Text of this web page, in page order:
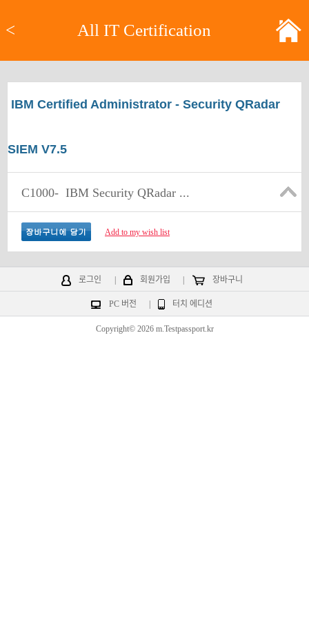
< All IT Certification
IBM Certified Administrator - Security QRadar
SIEM V7.5
C1000- IBM Security QRadar ...
Add to my wish list
로그인 회원가입 장바구니
PC 버전 터치 에디션
Copyright© 2026 m.Testpassport.kr